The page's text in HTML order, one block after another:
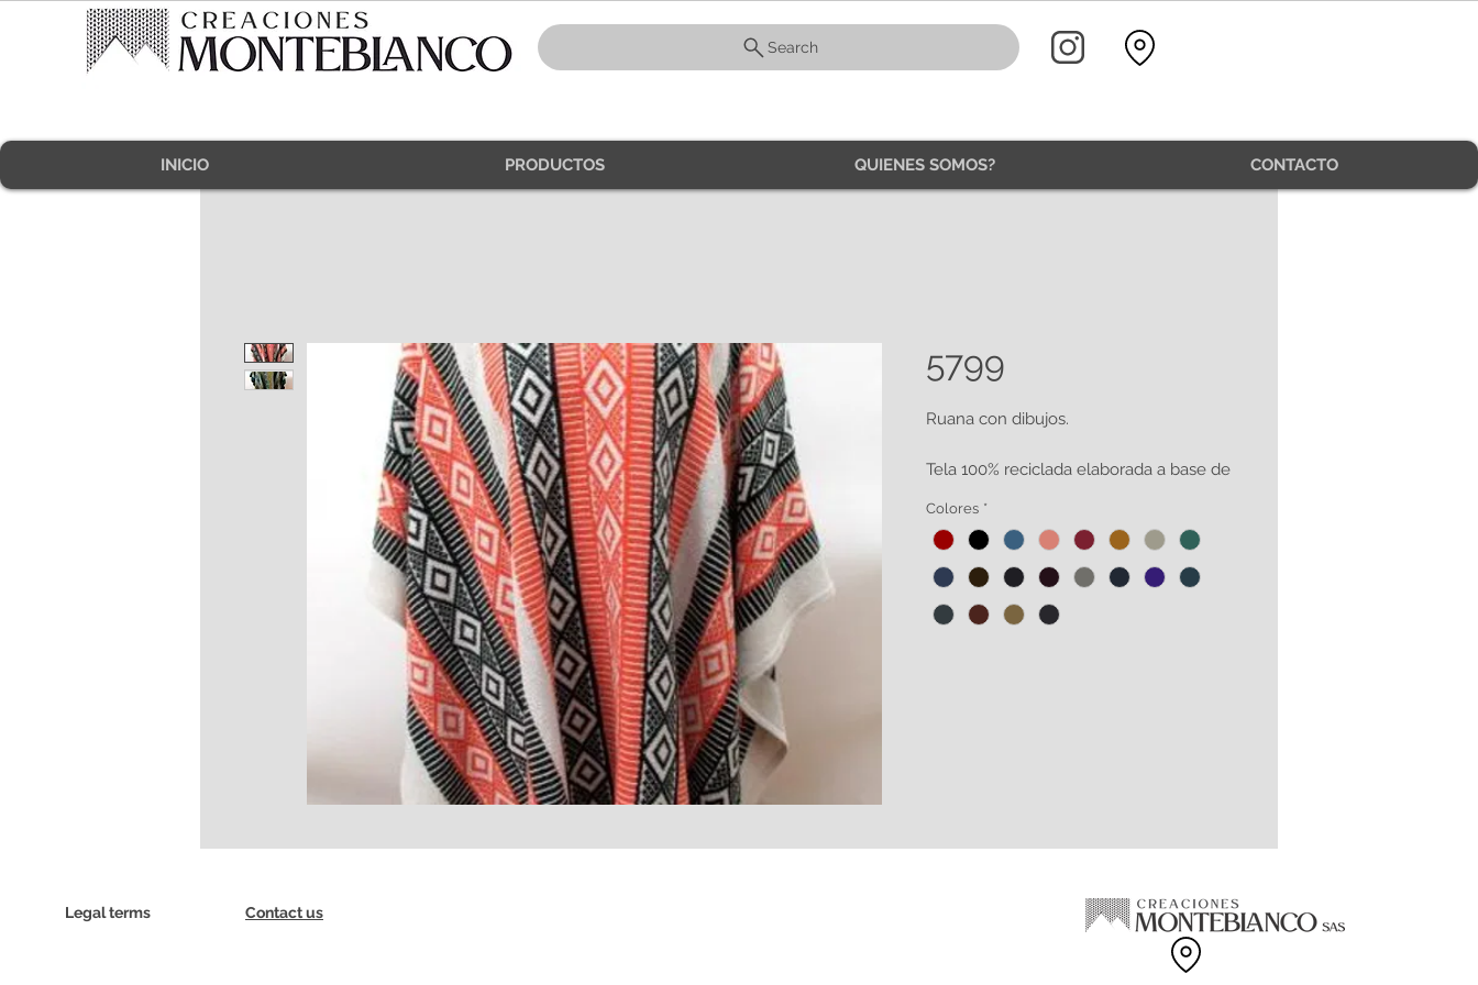
Search
INICIO PRODUCTOS QUIENES SOMOS? CONTACTO
5799
Ruana con dibujos.
Tela 100% reciclada elaborada a base de
de algodón.
Amplia gama de tallas disponibles.
HECHO EN COLOMBIA.
Colores *
Legal terms Contact us